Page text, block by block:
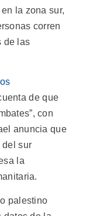
la zona sur,
corren
de las
de que
con
anuncia que
del sur
la
palestino